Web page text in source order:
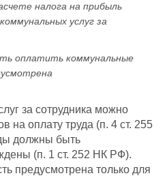
налога на прибыль
услуг за
оплатить коммунальные
за сотрудника можно
на оплату труда (п. 4 ст. 255
должны быть
(п. 1 ст. 252 НК РФ).
предусмотрена только для